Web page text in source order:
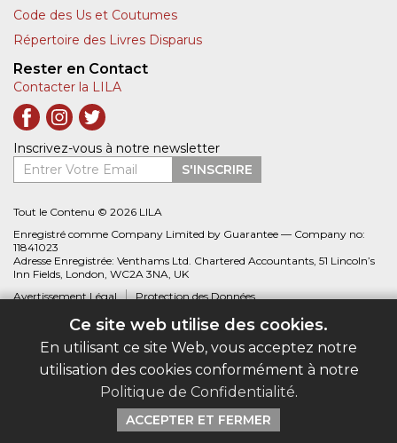
Ce site web utilise des cookies.
En utilisant ce site Web, vous acceptez notre
utilisation des cookies conformément à notre
Politique de Confidentialité.
ACCEPTER ET FERMER
Code des Us et Coutumes
Répertoire des Livres Disparus
Rester en Contact
Contacter la LILA
Inscrivez-vous à notre newsletter
Entrer Votre Email
S'INSCRIRE
Tout le Contenu © 2026 LILA
Enregistré comme Company Limited by Guarantee — Company no:
11841023
Adresse Enregistrée: Venthams Ltd. Chartered Accountants, 51 Lincoln’s
Inn Fields, London, WC2A 3NA, UK
Avertissement Légal
Protection des Données